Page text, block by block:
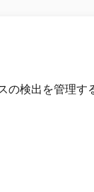
検出を管理す